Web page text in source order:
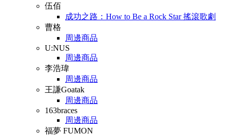
伍佰
成功之路：How to Be a Rock Star 搖滾歌劇
曹格
周邊商品
U:NUS
周邊商品
李浩瑋
周邊商品
王謙Goatak
周邊商品
163braces
周邊商品
福夢 FUMON